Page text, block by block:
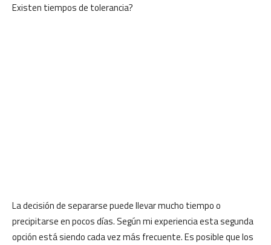
Existen tiempos de tolerancia?
La decisión de separarse puede llevar mucho tiempo o
precipitarse en pocos días. Según mi experiencia esta segunda
opción está siendo cada vez más frecuente. Es posible que los